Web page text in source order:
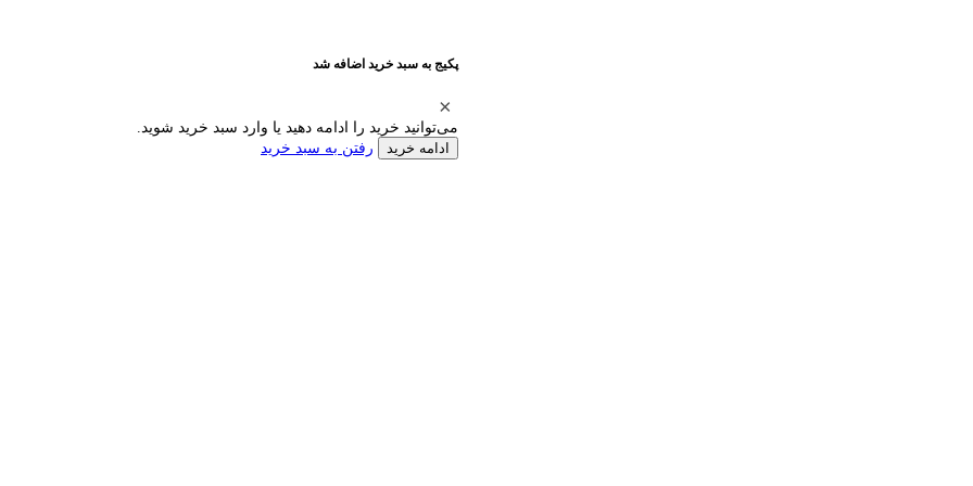
پکیج به سبد خرید اضافه شد
می‌توانید خرید را ادامه دهید یا وارد سبد خرید شوید.
ادامه خرید رفتن به سبد خرید